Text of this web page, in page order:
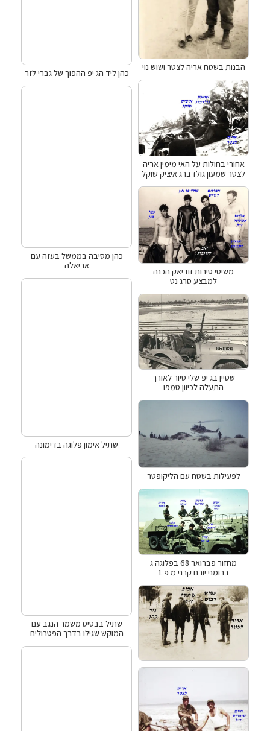
הבנות בשטח אריה לצטר ושוש נוי
אחורי בחולות על האי מימין אריה
לצטר שמעון גולדברג איציק שוקל
משיטי סירות זודיאק הכנה
למבצע סרג נט
שטיין בג יפ שלי סיור לאורך
התעלה לכיוון טמפו
לפעילות בשטח עם הליקופטר
מחזור פברואר 68 בפלוגה ג
ברומני יורם קרני מ פ 1
כהן ליד הג יפ ההפוך של גברי לזר
כהן מסיבה בממשל בעזה עם
אריאלה
שתיל אימון פלוגה בדימונה
שתיל בבסיס משמר הנגב עם
המוקש שגילו בדרך הפטרולים